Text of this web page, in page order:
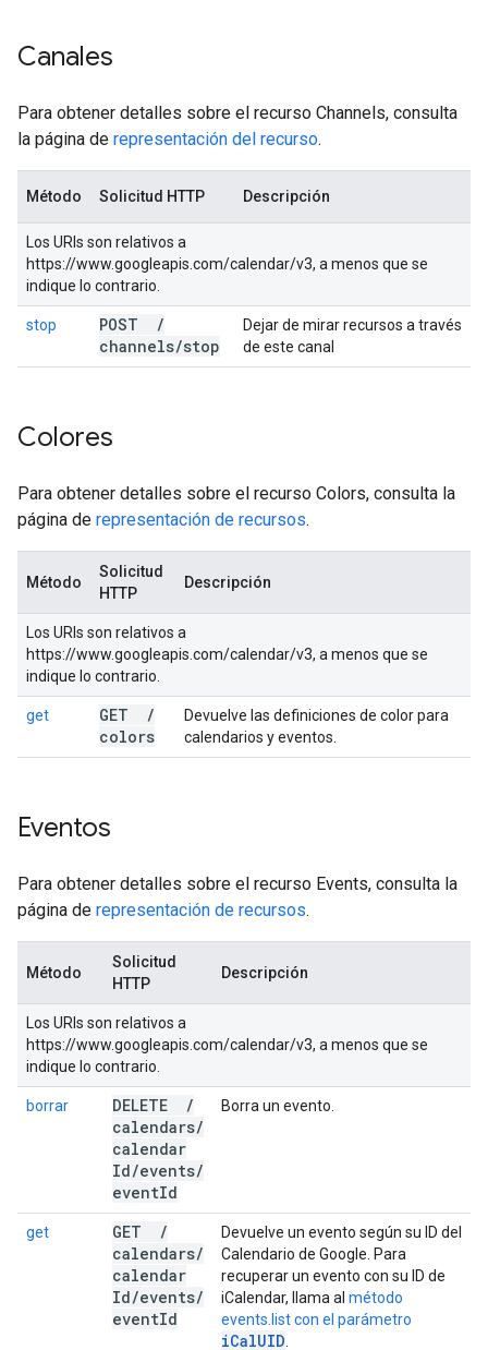
Canales
Para obtener detalles sobre el recurso Channels, consulta
la página de representación del recurso.
Método Solicitud HTTP Descripción
Los URIs son relativos a
https://www.googleapis.com/calendar/v3, a menos que se
indique lo contrario.
stop POST
/
channels/stop
Dejar de mirar recursos a través
de este canal
Colores
Para obtener detalles sobre el recurso Colors, consulta la
página de representación de recursos.
Método
Solicitud
HTTP
Descripción
Los URIs son relativos a
https://www.googleapis.com/calendar/v3, a menos que se
indique lo contrario.
get GET
/
colors
Devuelve las definiciones de color para
calendarios y eventos.
Eventos
Para obtener detalles sobre el recurso Events, consulta la
página de representación de recursos.
Método
Solicitud
HTTP
Descripción
Los URIs son relativos a
https://www.googleapis.com/calendar/v3, a menos que se
indique lo contrario.
borrar DELETE
/
calendars/
calendar
Id/events/
eventId
Borra un evento.
get GET
/
calendars/
calendar
Id/events/
eventId
Devuelve un evento según su ID del
Calendario de Google. Para
recuperar un evento con su ID de
iCalendar, llama al método
events.list con el parámetro
iCalUID